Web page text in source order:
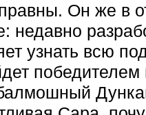
Он же в
недавно
узнать всю